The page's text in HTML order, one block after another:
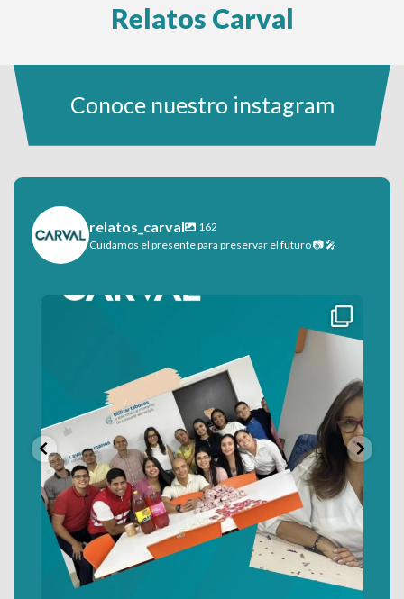
Relatos Carval
Conoce nuestro instagram
relatos_carval
162
Cuidamos el presente para preservar el futuro 📷 🎤
48